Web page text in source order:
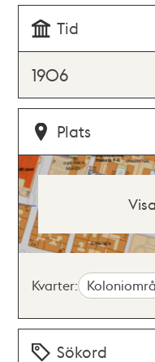
Tid
1906
Plats
Kvarter:
Sökord